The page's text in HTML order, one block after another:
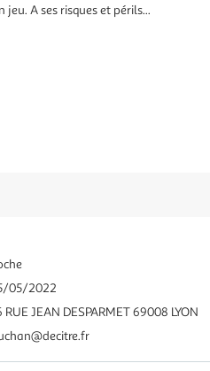
A ses risques et périls...
05/2022
RUE JEAN DESPARMET 69008 LYON